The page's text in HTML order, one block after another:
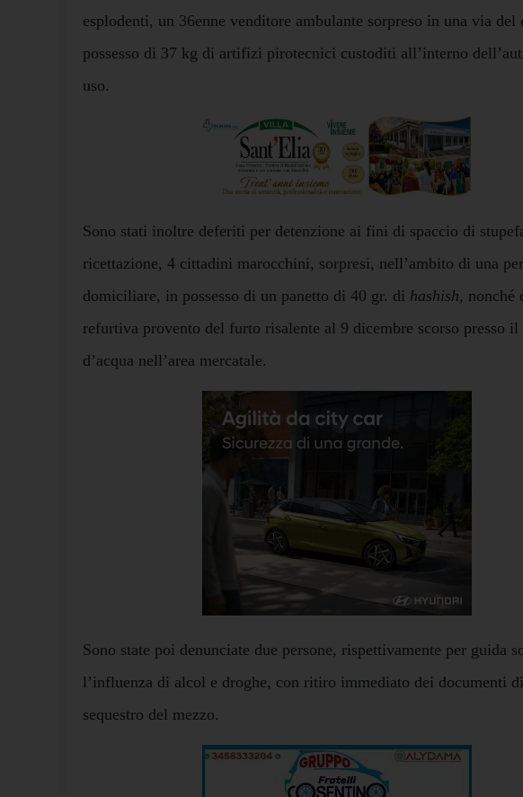
esplodenti, un 36enne venditore ambulante sorpreso in una via del
possesso di 37 kg di artifizi pirotecnici custoditi all’interno
uso.
Sono stati inoltre deferiti per detenzione ai fini di spaccio di
ricettazione, 4 cittadini marocchini, sorpresi, nell’ambito di una
domiciliare, in possesso di un panetto di 40 gr. di hashish, nonché
refurtiva provento del furto risalente al 9 dicembre scorso presso il
d’acqua nell’area mercatale.
Sono state poi denunciate due persone, rispettivamente per guida
l’influenza di alcol e droghe, con ritiro immediato dei documenti
sequestro del mezzo.